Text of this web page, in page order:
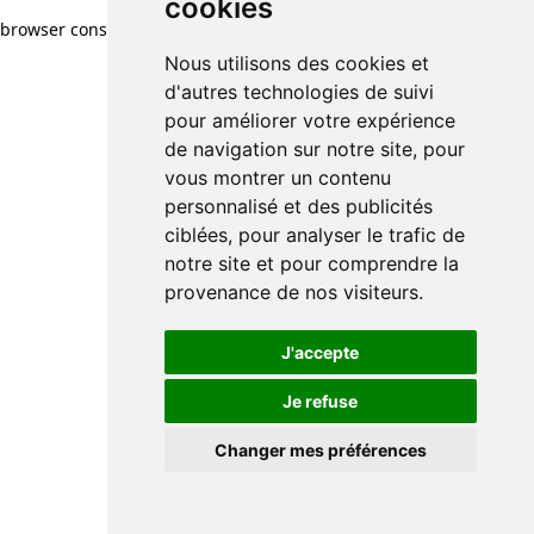
cookies
Nous utilisons des cookies et
d'autres technologies de suivi
pour améliorer votre expérience
de navigation sur notre site, pour
vous montrer un contenu
personnalisé et des publicités
ciblées, pour analyser le trafic de
notre site et pour comprendre la
provenance de nos visiteurs.
J'accepte
Je refuse
Changer mes préférences
browser console for more information)